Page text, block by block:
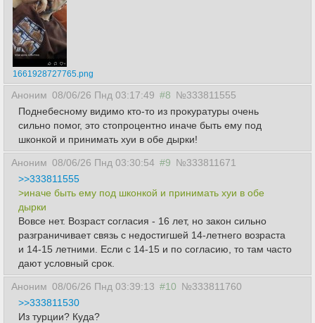
1661928727765.png
Аноним 08/06/26 Пнд 03:17:49 #8 №333811555
Поднебесному видимо кто-то из прокуратуры очень
сильно помог, это стопроцентно иначе быть ему под
шконкой и принимать хуи в обе дырки!
Аноним 08/06/26 Пнд 03:30:54 #9 №333811671
>>333811555
>иначе быть ему под шконкой и принимать хуи в обе
дырки
Вовсе нет. Возраст согласия - 16 лет, но закон сильно
разграничивает связь с недостигшей 14-летнего возраста
и 14-15 летними. Если с 14-15 и по согласию, то там часто
дают условный срок.
Аноним 08/06/26 Пнд 03:39:13 #10 №333811760
>>333811530
Из турции? Куда?